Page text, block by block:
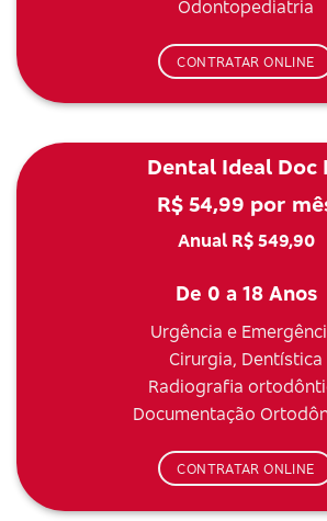
Odontopediatria
CONTRATAR ONLINE
Dental Ideal Doc
R$ 54,99 por
Anual R$ 549,90
De 0 a 18 Anos
Urgência e
Cirurgia, Dentística
Radiografia
Documentação
CONTRATAR ONLINE